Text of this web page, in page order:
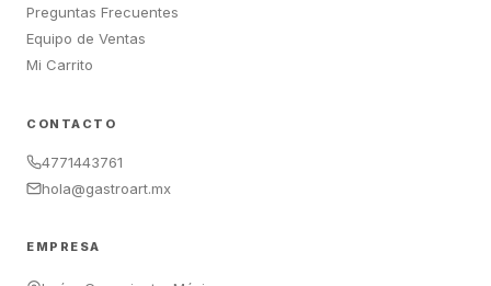
Preguntas Frecuentes
Equipo de Ventas
Mi Carrito
CONTACTO
4771443761
hola@gastroart.mx
EMPRESA